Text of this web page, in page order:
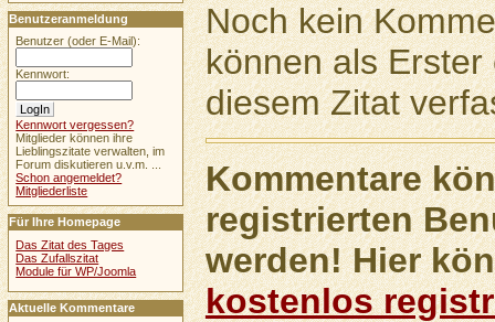
Noch kein
können als
diesem Zitat
Kommentare
registrierten
werden! Hier
kostenlos
Benutzeranmeldung
Benutzer (oder E-Mail):
Kennwort:
Kennwort vergessen?
Mitglieder können ihre
Lieblingszitate verwalten, im
Forum diskutieren u.v.m. ...
Schon angemeldet?
Mitgliederliste
Für Ihre Homepage
Das Zitat des Tages
Das Zufallszitat
Module für WP/Joomla
Aktuelle Kommentare